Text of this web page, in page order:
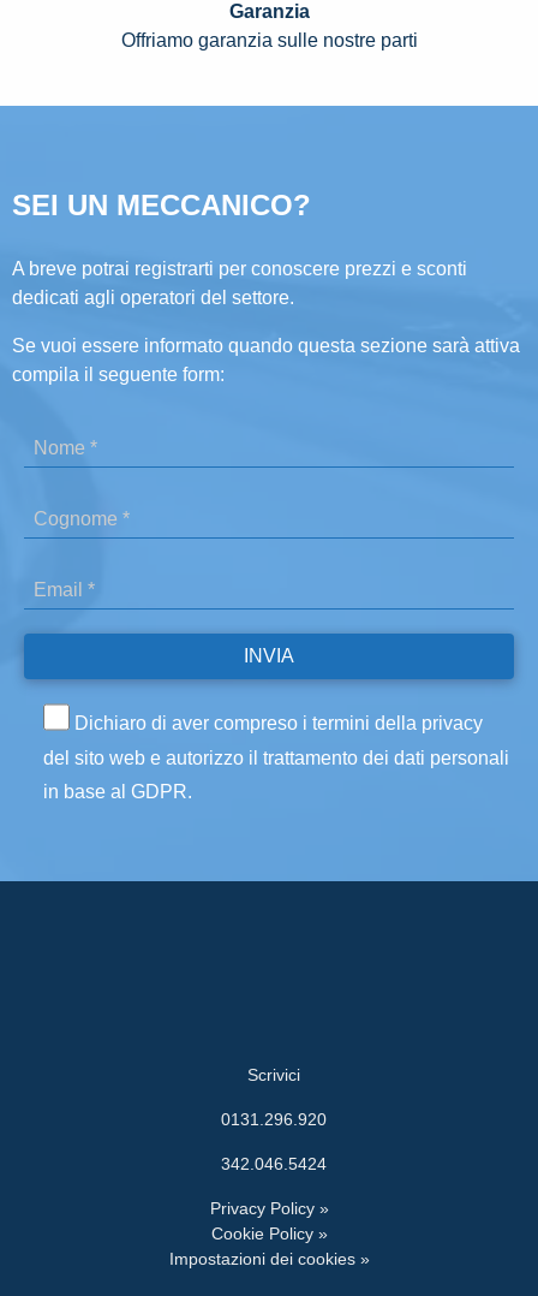
Garanzia
Offriamo garanzia sulle nostre parti
SEI UN MECCANICO?
A breve potrai registrarti per conoscere prezzi e sconti
dedicati agli operatori del settore.
Se vuoi essere informato quando questa sezione sarà attiva
compila il seguente form:
Dichiaro di aver compreso i termini della privacy
del sito web e autorizzo il trattamento dei dati personali
in base al GDPR.
Scrivici
0131.296.920
342.046.5424
Privacy Policy »
Cookie Policy »
Impostazioni dei cookies »